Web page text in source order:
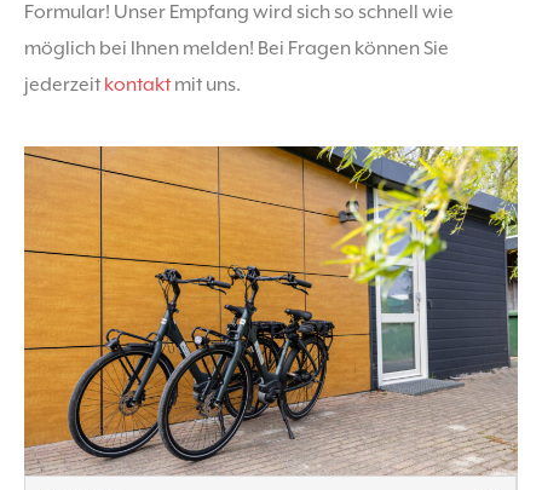
Formular! Unser Empfang wird sich so schnell wie
möglich bei Ihnen melden! Bei Fragen können Sie
jederzeit kontakt mit uns.